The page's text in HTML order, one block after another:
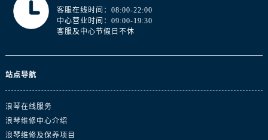
山东省济宁市任城区太白楼路浪琴售后服务中心（需提前预约）
客服在线时间：08:00-22:00
中心营业时间：09:00-19:30
客服及中心节假日不休
站点导航
浪琴在线服务
浪琴维修中心介绍
浪琴维修及保养项目